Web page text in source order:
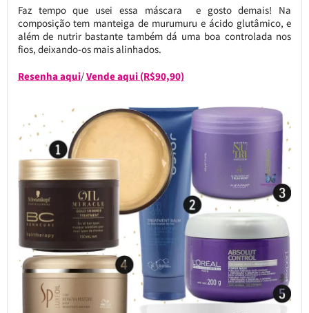
Faz tempo que usei essa máscara e gosto demais! Na
composição tem manteiga de murumuru e ácido glutâmico, e
além de nutrir bastante também dá uma boa controlada nos
fios, deixando-os mais alinhados.
Resenha aqui/Vende aqui (R$90,90)